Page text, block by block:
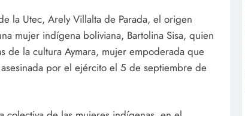
la Utec, Arely Villalta de Parada, el origen
mujer indígena boliviana, Bartolina Sisa, quien
la cultura Aymara, mujer empoderada que
por el ejército el 5 de septiembre de